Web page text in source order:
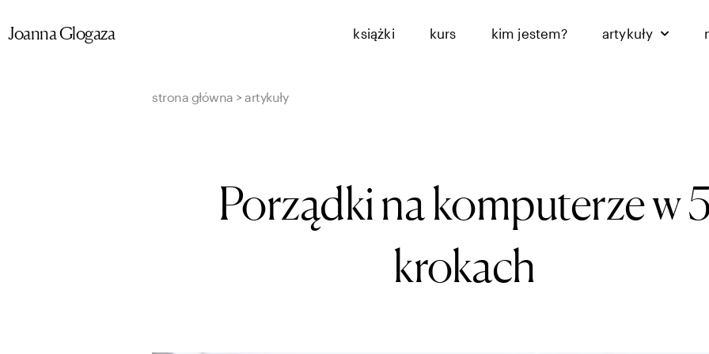
Joanna Glogaza książki kurs kim jestem? artykuły
strona główna > artykuły
Porządki na komputerze w 5
krokach